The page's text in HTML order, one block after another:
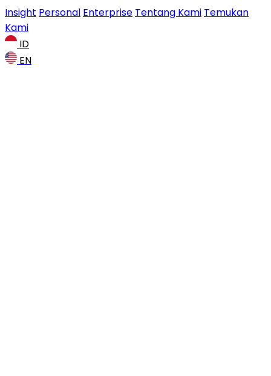
Insight Personal Enterprise Tentang Kami Temukan
Kami
ID
EN